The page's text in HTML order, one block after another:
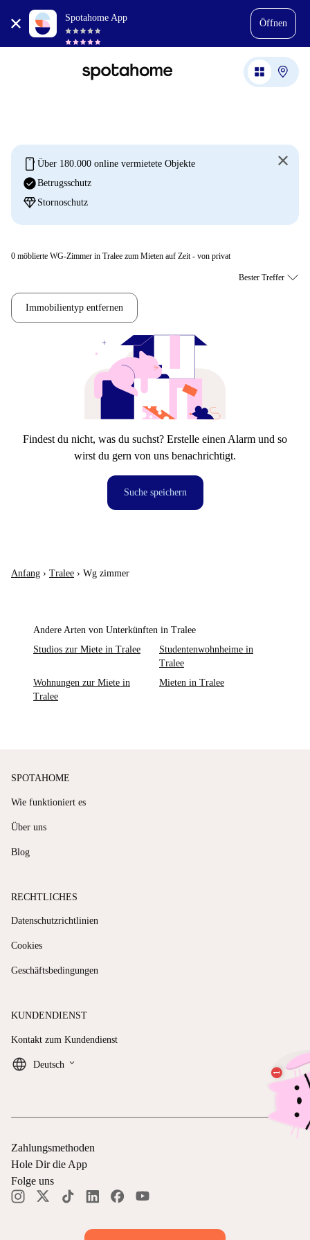
Spotahome App
Öffnen
mobile Über 180.000 online vermietete Objekte
check_circleBetrugsschutz
diamond Stornoschutz
0 möblierte WG-Zimmer in Tralee zum Mieten auf Zeit - von privat
Immobilientyp entfernen
Findest du nicht, was du suchst? Erstelle einen Alarm und so
wirst du gern von uns benachrichtigt.
Suche speichern
Anfang › Tralee › Wg zimmer
Andere Arten von Unterkünften in Tralee
Studios zur Miete in Tralee
Studentenwohnheime in
Tralee
Wohnungen zur Miete in
Tralee
Mieten in Tralee
SPOTAHOME
Wie funktioniert es
Über uns
Blog
RECHTLICHES
Datenschutzrichtlinien
Cookies
Geschäftsbedingungen
KUNDENDIENST
Kontakt zum Kundendienst
Deutsch keyboard_arrow_down
Zahlungsmethoden
Hole Dir die App
Folge uns